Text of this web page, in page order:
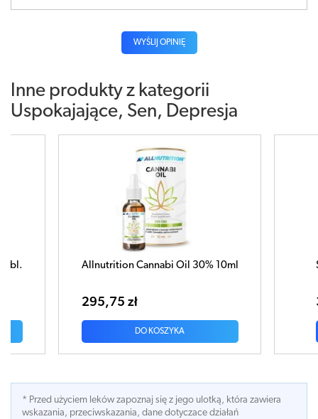
WYŚLIJ OPINIĘ
Inne produkty z kategorii
Uspokajające, Sen, Depresja
Oil 30% 10ml SFD Chmiel x 180 tabletek
* Przed użyciem leków zapoznaj się z jego ulotką, która zawiera
wskazania, przeciwskazania, dane dotyczace działań